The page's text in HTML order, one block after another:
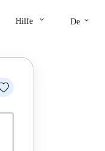
Hilfe keyboard_arrow_down De keyboard_arrow_down